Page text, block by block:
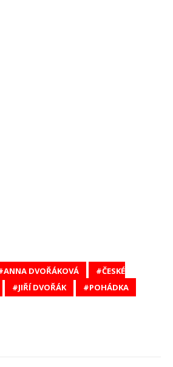
ANNA DVOŘÁKOVÁ
ČESKÉ
JIŘÍ DVOŘÁK POHÁDKA